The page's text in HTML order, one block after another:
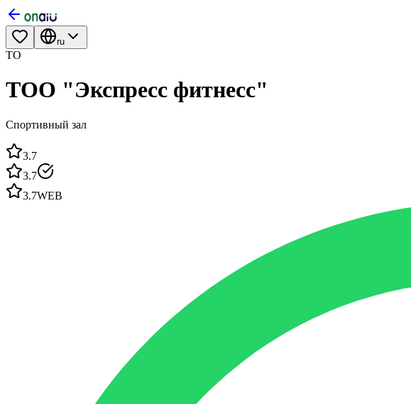
ru
ТО
ТОО "Экспресс фитнесс"
Спортивный зал
3.7
3.7
3.7WEB